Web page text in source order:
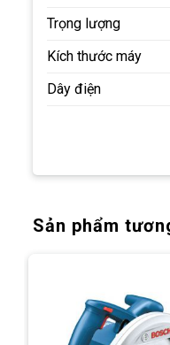
Trọng lượng
Kích thước máy
Dây điện
Sản phẩm